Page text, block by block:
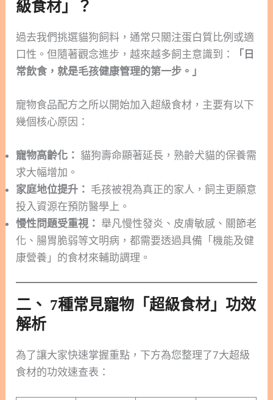
級食材」？
過去我們挑選貓狗飼料，通常只關注蛋白質比例或適
口性。但隨著觀念進步，越來越多飼主意識到：
「日
常飲食，就是毛孩健康管理的第一步。」
寵物食品配方之所以開始加入超級食材，主要有以下
幾個核心原因：
寵物高齡化： 貓狗壽命顯著延長，熟齡犬貓的保養需
求大幅增加。
家庭地位提升： 毛孩被視為真正的家人，飼主更願意
投入資源在預防醫學上。
慢性問題受重視： 舉凡慢性發炎、皮膚敏感、關節老
化、腸胃脆弱等文明病，都需要透過具備「機能及健
康營養」的食材來輔助調理。
二、 7種常見寵物「超級食材」功效
解析
為了讓大家快速掌握重點，下方為您整理了7大超級
食材的功效速查表：